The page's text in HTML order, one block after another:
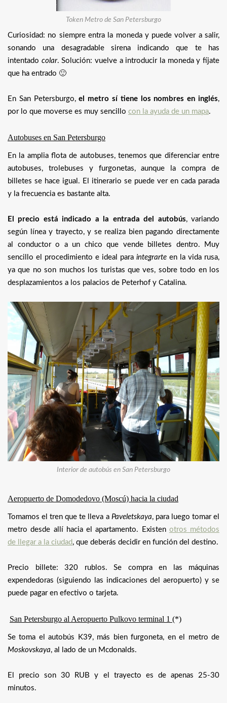
Token Metro de San Petersburgo
Curiosidad: no siempre entra la moneda y puede volver a salir,
sonando una desagradable sirena indicando que te has
intentado colar. Solución: vuelve a introducir la moneda y fíjate
que ha entrado 🙂
En San Petersburgo,el metro sí tiene los nombres en inglés,
por lo que moverse es muy sencillo con la ayuda de un mapa.
Autobuses en San Petersburgo
En la amplia flota de autobuses, tenemos que diferenciar entre
autobuses, trolebuses y furgonetas, aunque la compra de
billetes se hace igual. El itinerario se puede ver en cada parada
y la frecuencia es bastante alta.
El precio está indicado a la entrada del autobús, variando
según línea y trayecto, y se realiza bien pagando directamente
al conductor o a un chico que vende billetes dentro. Muy
sencillo el procedimiento e ideal para integrarte en la vida rusa,
ya que no son muchos los turistas que ves, sobre todo en los
desplazamientos a los palacios de Peterhof y Catalina.
Interior de autobús en San Petersburgo
Aeropuerto de Domodedovo (Moscú) hacia la ciudad
Tomamos el tren que te lleva a Paveletskaya, para luego tomar el
metro desde allí hacia el apartamento. Existen otros métodos
de llegar a la ciudad , que deberás decidir en función del destino.
Precio billete: 320 rublos. Se compra en las máquinas
expendedoras (siguiendo las indicaciones del aeropuerto) y se
puede pagar en efectivo o tarjeta.
San Petersburgo al Aeropuerto Pulkovo terminal 1 (*)
Se toma el autobús K39, más bien furgoneta, en el metro de
Moskovskaya, al lado de un Mcdonalds.
El precio son 30 RUB y el trayecto es de apenas 25-30
minutos.